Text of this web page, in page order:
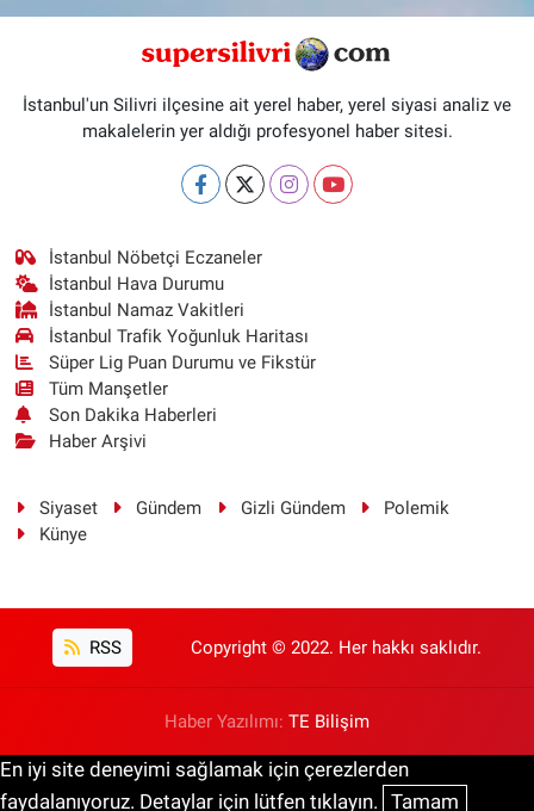
İstanbul'un Silivri ilçesine ait yerel haber, yerel siyasi analiz ve
makalelerin yer aldığı profesyonel haber sitesi.
İstanbul Nöbetçi Eczaneler
İstanbul Hava Durumu
İstanbul Namaz Vakitleri
İstanbul Trafik Yoğunluk Haritası
Süper Lig Puan Durumu ve Fikstür
Tüm Manşetler
Son Dakika Haberleri
Haber Arşivi
Siyaset Gündem Gizli Gündem
Polemik
Künye
RSS Copyright © 2022. Her hakkı saklıdır.
Haber Yazılımı: TE Bilişim
En iyi site deneyimi sağlamak için çerezlerden
faydalanıyoruz. Detaylar için lütfen tıklayın. Tamam